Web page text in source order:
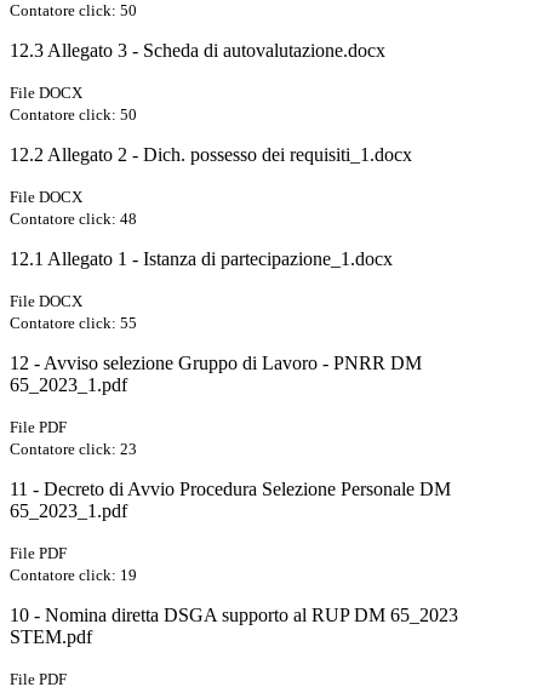
Contatore click: 50
12.3 Allegato 3 - Scheda di autovalutazione.docx
File DOCX
Contatore click: 50
12.2 Allegato 2 - Dich. possesso dei requisiti_1.docx
File DOCX
Contatore click: 48
12.1 Allegato 1 - Istanza di partecipazione_1.docx
File DOCX
Contatore click: 55
12 - Avviso selezione Gruppo di Lavoro - PNRR DM
65_2023_1.pdf
File PDF
Contatore click: 23
11 - Decreto di Avvio Procedura Selezione Personale DM
65_2023_1.pdf
File PDF
Contatore click: 19
10 - Nomina diretta DSGA supporto al RUP DM 65_2023
STEM.pdf
File PDF